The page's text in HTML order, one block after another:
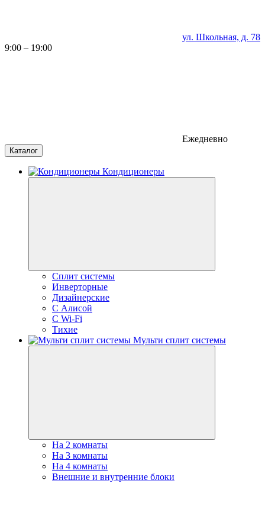
ул. Школьная, д. 78
9:00 – 19:00
Ежедневно
Каталог
Кондиционеры
Сплит системы
Инверторные
Дизайнерские
С Алисой
C Wi-Fi
Тихие
Мульти сплит системы
На 2 комнаты
На 3 комнаты
На 4 комнаты
Внешние и внутренние блоки